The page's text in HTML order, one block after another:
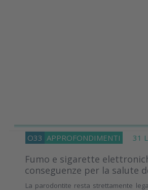
O33 APPROFONDIMENTI 31
Fumo e sigarette
conseguenze per la salute
La parodontite resta strettamente